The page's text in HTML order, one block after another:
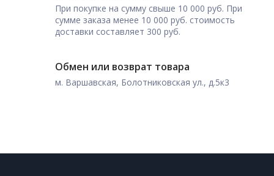
При покупке на сумму свыше 10 000 руб. При
сумме заказа менее 10 000 руб. стоимость
доставки составляет 300 руб.
Обмен или возврат товара
м. Варшавская, Болотниковская ул., д.5к3